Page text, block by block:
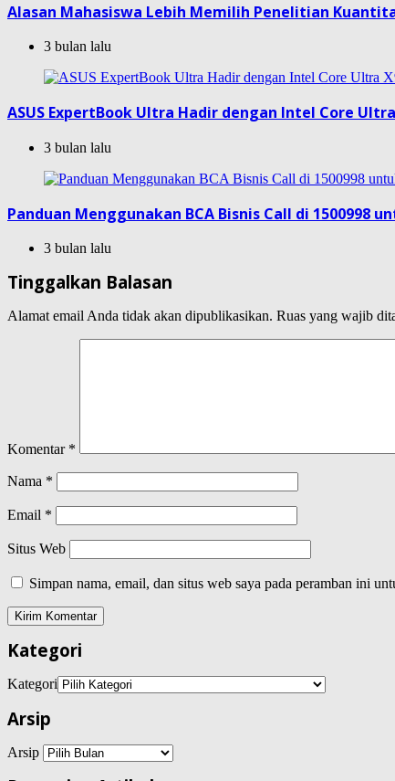
Alasan Mahasiswa Lebih Memilih Penelitian
3 bulan lalu
ASUS ExpertBook Ultra Hadir dengan Intel Core
3 bulan lalu
Panduan Menggunakan BCA Bisnis Call di 1500998
3 bulan lalu
Tinggalkan Balasan
Alamat email Anda tidak akan dipublikasikan. Ruas yang wajib
Komentar *
Nama *
Email *
Situs Web
Simpan nama, email, dan situs web saya pada peramban ini
Kategori
Kategori
Arsip
Arsip